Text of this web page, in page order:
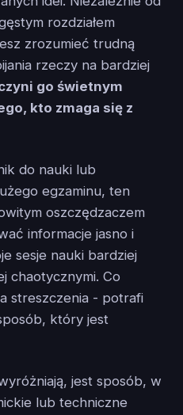
rozdziałem
zrozumieć trudną
rzeczy na bardziej
go świetnym
kto zmaga się z
do nauki lub
egzaminu, ten
oszczędzaczem
informacje jasno i
sesje nauki bardziej
chaotycznymi. Co
streszczenia - potrafi
który jest
jest sposób, w
lub techniczne